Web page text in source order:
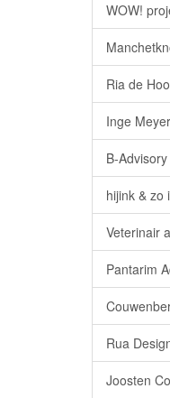
WOW!
Ria de
Inge
B-
hijink & zo
Veterinair
Pantarim
Rua
Joosten